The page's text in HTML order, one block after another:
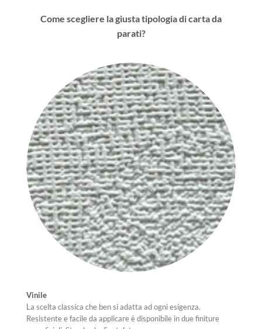
Come scegliere la giusta tipologia di carta da
parati?
Vinile
La scelta classica che ben si adatta ad ogni esigenza.
Resistente e facile da applicare è disponibile in due finiture